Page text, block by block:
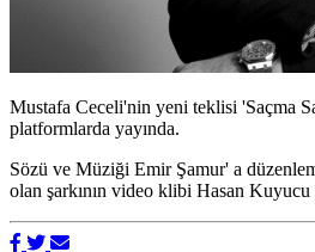
Mustafa Ceceli'nin yeni teklisi 'Saçma
platformlarda yayında.
Sözü ve Müziği Emir Şamur' a
olan şarkının video klibi Hasan